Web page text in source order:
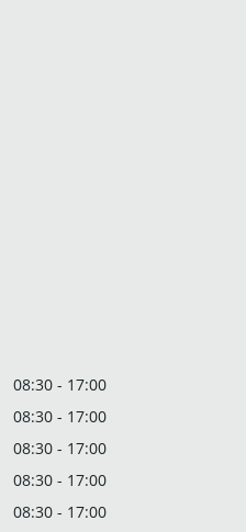
08:30 - 17:00
08:30 - 17:00
08:30 - 17:00
08:30 - 17:00
08:30 - 17:00